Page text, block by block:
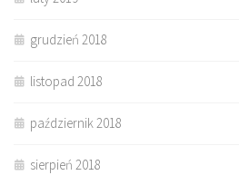
grudzień 2018
listopad 2018
październik 2018
sierpień 2018